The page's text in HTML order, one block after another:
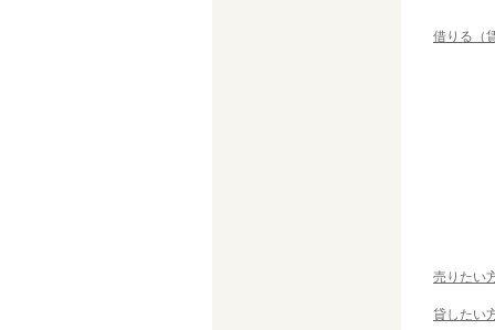
借りる（
売りたい
貸したい